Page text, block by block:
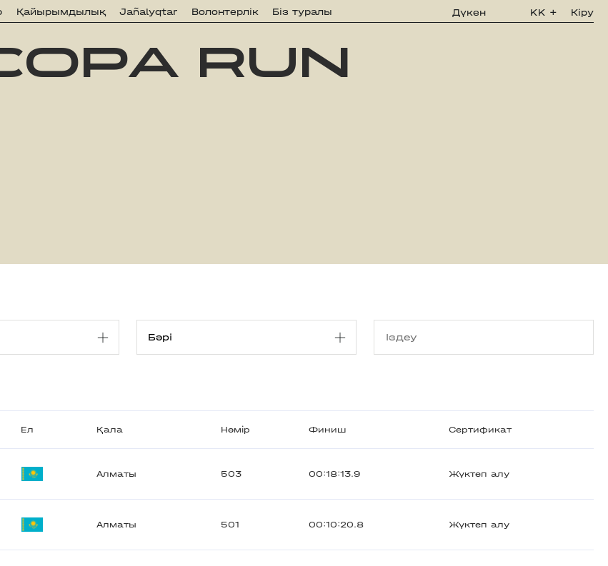
Қайырымдылық Jañalyqtar Волонтерлік Біз туралы Дүкен KK + Кіру
RUN
Ел Қала Нөмір Финиш Сертификат
Алматы 503 00:18:13.9 Жүктеп алу
Алматы 501 00:10:20.8 Жүктеп алу